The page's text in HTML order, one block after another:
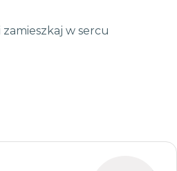
w sercu